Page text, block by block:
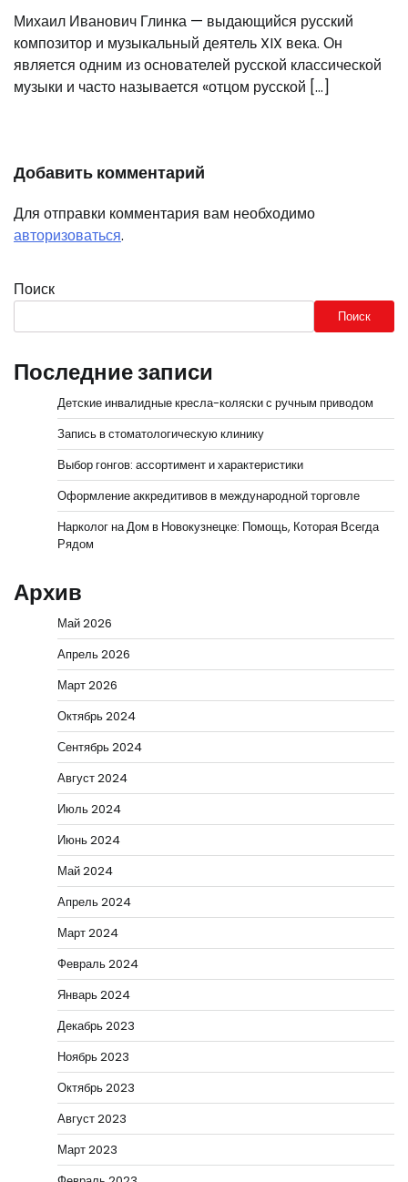
Михаил Иванович Глинка — выдающийся русский
композитор и музыкальный деятель XIX века. Он
является одним из основателей русской классической
музыки и часто называется «отцом русской […]
Добавить комментарий
Для отправки комментария вам необходимо
авторизоваться.
Поиск
Поиск
Последние записи
Детские инвалидные кресла-коляски с ручным приводом
Запись в стоматологическую клинику
Выбор гонгов: ассортимент и характеристики
Оформление аккредитивов в международной торговле
Нарколог на Дом в Новокузнецке: Помощь, Которая Всегда
Рядом
Архив
Май 2026
Апрель 2026
Март 2026
Октябрь 2024
Сентябрь 2024
Август 2024
Июль 2024
Июнь 2024
Май 2024
Апрель 2024
Март 2024
Февраль 2024
Январь 2024
Декабрь 2023
Ноябрь 2023
Октябрь 2023
Август 2023
Март 2023